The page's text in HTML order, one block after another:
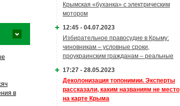
в
Крымская «буханка» с электрическим
мотором
12:45 - 04.07.2023
Избирательное правосудие в Крыму:
чиновникам – условные сроки,
проукраинским гражданам – реальные
17:27 - 28.05.2023
Деколонизация топонимии. Эксперты
рассказали, каким названиям не место
на карте Крыма